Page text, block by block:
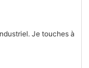
Je touches à